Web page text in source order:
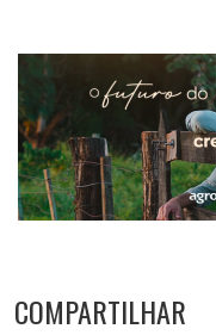
COMPARTILHAR